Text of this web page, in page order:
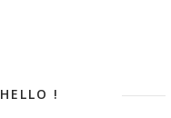
HELLO !